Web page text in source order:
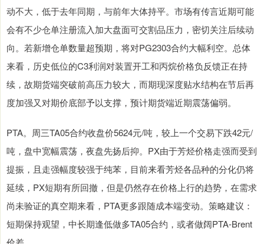
动不大，低于去年同期，与前年大体持平。市场有传言近期可能
会有不少仓单注册流入加大盘面可交割品压力，密切关注后续动
向。若新增仓单数量超预期，将对PG2303合约大幅利空。总体
来看，历史低位的C3利润对装置开工和丙烷价格负反馈正在持
续，故期货端突破前高压力较大，而期现深度贴水结构在节后再
度加强又对期价底部予以支撑，预计期货端近期震荡偏弱。
PTA。周三TA05合约收盘价5624元/吨，较上一个交易下跌42元/
吨，盘中宽幅震荡，夜盘先扬后抑。PX由于芳烃价格走强而受到
提振，且走强幅度较强于纯苯，目前来看芳烃各品种的分化仍将
延续，PX短期有所回撤，但是仍然存在价格上行的趋势，在需求
尚未验证的真空期来看，PTA更多跟随成本端变动。策略建议：
短期保持观望，中长期逢低做多TA05合约，或者做阔PTA-Brent